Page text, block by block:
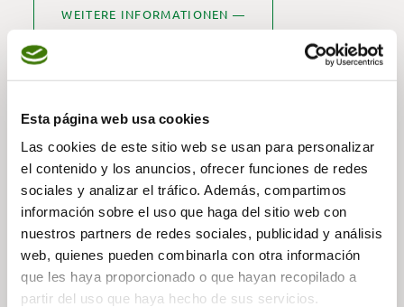
Esta página web usa cookies
Las cookies de este sitio web se usan para personalizar
el contenido y los anuncios, ofrecer funciones de redes
sociales y analizar el tráfico. Además, compartimos
información sobre el uso que haga del sitio web con
nuestros partners de redes sociales, publicidad y análisis
web, quienes pueden combinarla con otra información
que les haya proporcionado o que hayan recopilado a
partir del uso que haya hecho de sus servicios.
WEITERE INFORMATIONEN —
— Inhalt teilen
— Verwandte Nachrichten